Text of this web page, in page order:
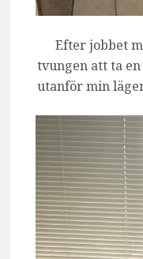
Efter jobbet
tvungen att ta
utanför min